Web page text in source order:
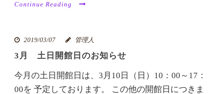
Continue Reading
2019/03/07 管理人
3月 土日開館日のお知らせ
今月の土日開館日は、3月10日（日）10：00～17：
00を 予定しております。 この他の開館日につきま